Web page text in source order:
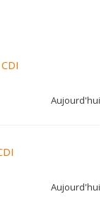
Aujourd'hui
Aujourd'hui